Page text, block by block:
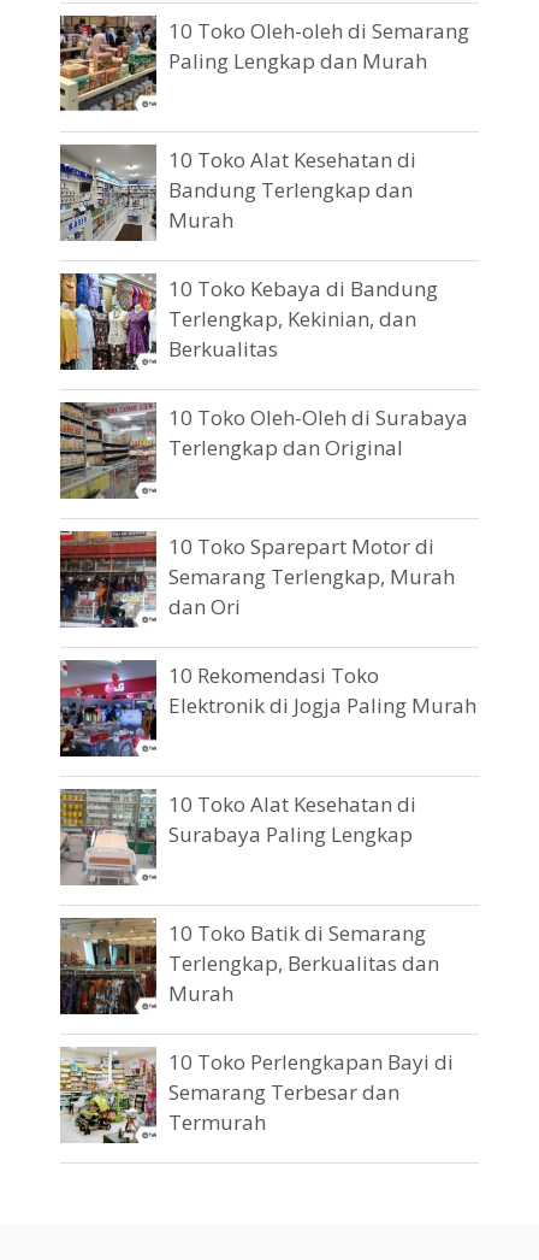
10 Toko Oleh-oleh di Semarang
Paling Lengkap dan Murah
10 Toko Alat Kesehatan di
Bandung Terlengkap dan
Murah
10 Toko Kebaya di Bandung
Terlengkap, Kekinian, dan
Berkualitas
10 Toko Oleh-Oleh di Surabaya
Terlengkap dan Original
10 Toko Sparepart Motor di
Semarang Terlengkap, Murah
dan Ori
10 Rekomendasi Toko
Elektronik di Jogja Paling Murah
10 Toko Alat Kesehatan di
Surabaya Paling Lengkap
10 Toko Batik di Semarang
Terlengkap, Berkualitas dan
Murah
10 Toko Perlengkapan Bayi di
Semarang Terbesar dan
Termurah